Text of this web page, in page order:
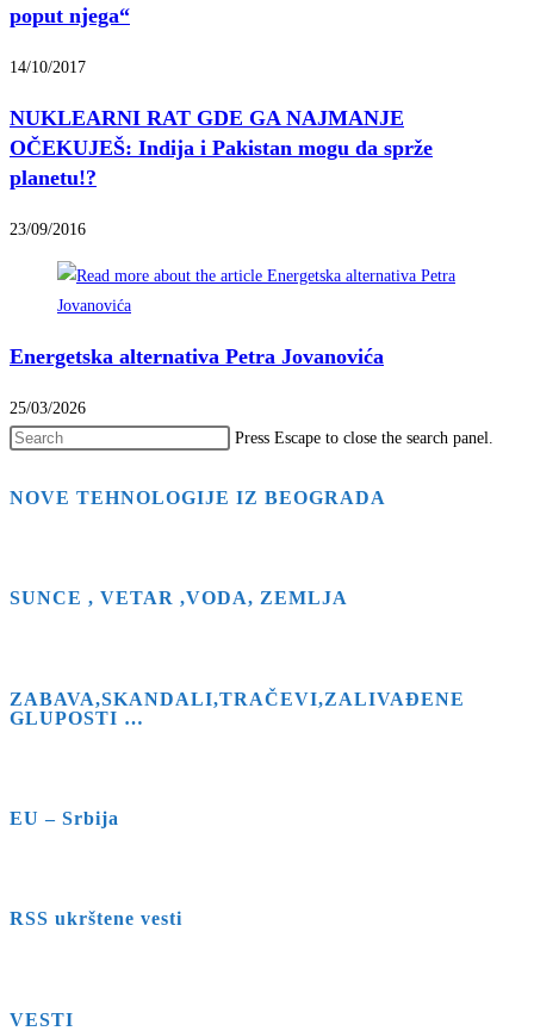
poput njega“
14/10/2017
NUKLEARNI RAT GDE GA NAJMANJE
OČEKUJEŠ: Indija i Pakistan mogu da sprže
planetu!?
23/09/2016
Energetska alternativa Petra Jovanovića
25/03/2026
Press Escape to close the search panel.
NOVE TEHNOLOGIJE IZ BEOGRADA
SUNCE , VETAR ,VODA, ZEMLJA
ZABAVA,SKANDALI,TRAČEVI,ZALIVAĐENE
GLUPOSTI …
EU – Srbija
RSS ukrštene vesti
VESTI